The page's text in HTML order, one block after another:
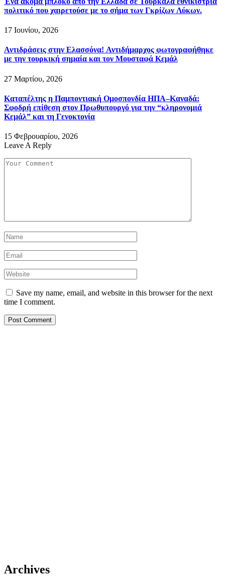
πολιτικό που χαιρετούσε με το σήμα των Γκρίζων Λύκων.
17 Ιουνίου, 2026
Αντιδράσεις στην Ελασσόνα! Αντιδήμαρχος φωτογραφήθηκε
με την τουρκική σημαία και τον Μουσταφά Κεμάλ
27 Μαρτίου, 2026
Καταπέλτης η Παμποντιακή Ομοσπονδία ΗΠΑ–Καναδά:
Σφοδρή επίθεση στον Πρωθυπουργό για την “κληρονομιά
Κεμάλ” και τη Γενοκτονία
15 Φεβρουαρίου, 2026
Leave A Reply
Save my name, email, and website in this browser for the next
time I comment.
Archives